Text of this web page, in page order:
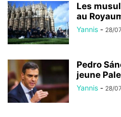
Les
au
Yannis - 28/
Pedro
jeune
Yannis - 28/